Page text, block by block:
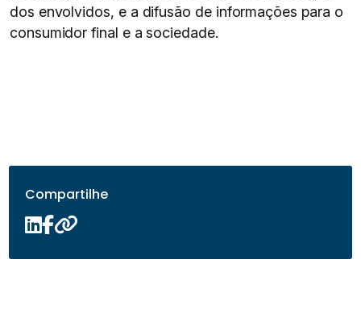
dos envolvidos, e a difusão de informações para o
consumidor final e a sociedade.
Compartilhe